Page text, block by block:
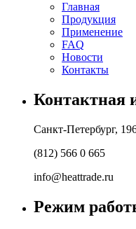
Главная
Продукция
Применение
FAQ
Новости
Контакты
Контактная
Санкт-Петербург,
(812) 566 0 665
info@heattrade.ru
Режим